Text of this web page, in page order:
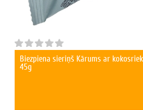
Biezpiena sieriņš Kārums ar
45g